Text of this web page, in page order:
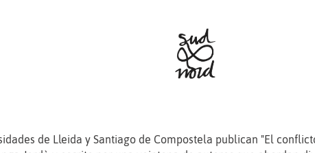
de Lleida y Santiago de Compostela publican "El